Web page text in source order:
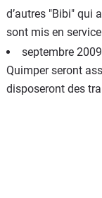
d’autres "Bibi" qui
sont mis en
septembre
Quimper seront
disposeront des